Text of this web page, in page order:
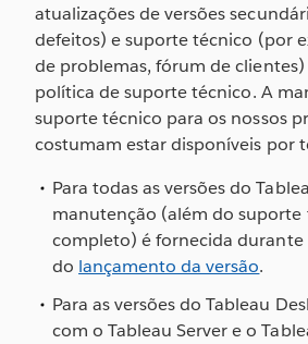
atualizações de versões
defeitos) e suporte técnico (por
de problemas, fórum de
política de suporte técnico. A
suporte técnico para os nossos
costumam estar disponíveis por
Para todas as versões do
manutenção (além do suporte
completo) é fornecida durante
do lançamento da versão.
Para as versões do Tableau
com o Tableau Server e o